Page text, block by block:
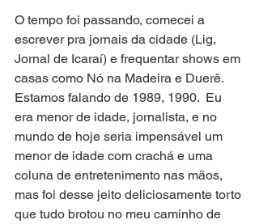
O tempo foi passando, comecei a
escrever pra jornais da cidade (Lig,
Jornal de Icaraí) e frequentar shows em
casas como Nó na Madeira e Duerê.
Estamos falando de 1989, 1990.  Eu
era menor de idade, jornalista, e no
mundo de hoje seria impensável um
menor de idade com crachá e uma
coluna de entretenimento nas mãos,
mas foi desse jeito deliciosamente torto
que tudo brotou no meu caminho de